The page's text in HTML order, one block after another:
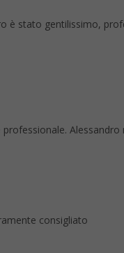
stato gentilissimo,
consigliato